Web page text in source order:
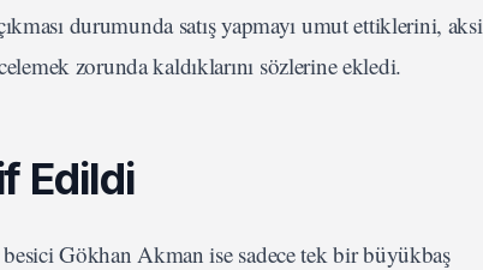
durumunda satış yapmayı umut ettiklerini, aksi
zorunda kaldıklarını sözlerine ekledi.
Edildi
Gökhan Akman ise sadece tek bir büyükbaş